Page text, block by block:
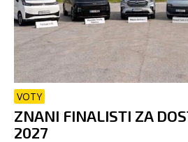
VOTY
ZNANI FINALISTI ZA
2027